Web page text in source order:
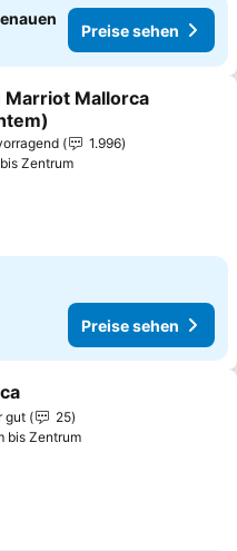
Preise sehen
hinzufügen
Marriot Mallorca
1.996
Zentrum
Preise sehen
hinzufügen
gut
25
bis Zentrum